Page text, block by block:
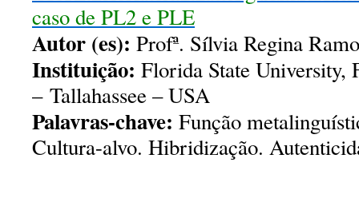
caso de PL2 e PLE
Autor (es): Profª. Sílvia Regina
Instituição: Florida State University,
– Tallahassee – USA
Palavras-chave: Função
Cultura-alvo. Hibridização.